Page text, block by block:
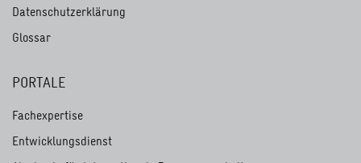
Datenschutzerklärung
Glossar
PORTALE
Fachexpertise
Entwicklungsdienst